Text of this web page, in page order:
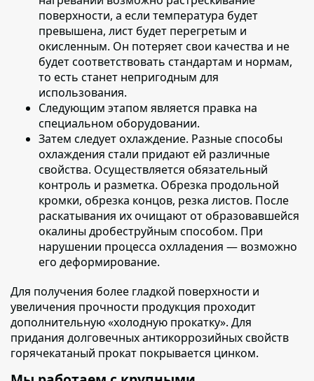
поверхности, а если температура будет
превышена, лист будет перегретым и
окисленным. Он потеряет свои качества и не
будет соответствовать стандартам и нормам,
то есть станет непригодным для
использования.
Следующим этапом является правка на
специальном оборудовании.
Затем следует охлаждение. Разные способы
охлаждения стали придают ей различные
свойства. Осуществляется обязательный
контроль и разметка. Обрезка продольной
кромки, обрезка концов, резка листов. После
раскатывания их очищают от образовавшейся
окалины дробеструйным способом. При
нарушении процесса охлладения — возможно
его деформирование.
Для получения более гладкой поверхности и
увеличения прочности продукция проходит
дополнительную «холодную прокатку». Для
придания долговечных антикоррозийных свойств
горячекатаный прокат покрывается цинком.